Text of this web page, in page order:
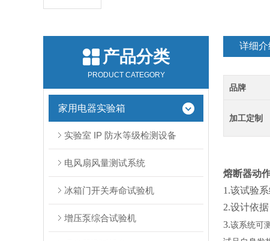
产品分类
PRODUCT CATEGORY
家用电器实验箱
实验室 IP 防水等级检测设备
电风扇风量测试系统
冰箱门开关寿命试验机
增压泵综合试验机
详细介
品牌
加工定制
熔断器动
1.该试验
2.设计依据
3.该系统可